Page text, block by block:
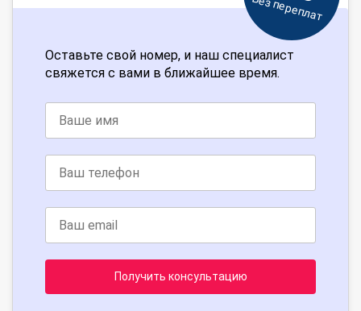
Без переплат
Оставьте свой номер, и наш специалист
свяжется с вами в ближайшее время.
Получить консультацию